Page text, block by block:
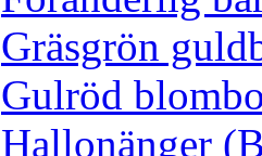
Gräsgrön
Gulröd
Hallonänger